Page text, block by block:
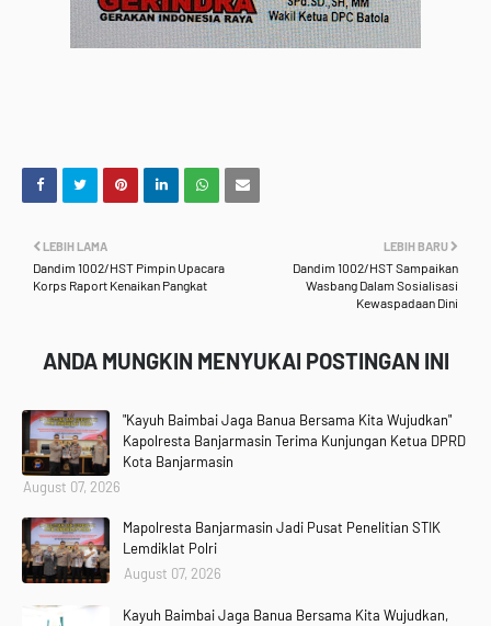
LEBIH BARU
Dandim 1002/HST Sampaikan
Wasbang Dalam Sosialisasi
Kewaspadaan Dini
LEBIH LAMA
Dandim 1002/HST Pimpin Upacara
Korps Raport Kenaikan Pangkat
ANDA MUNGKIN MENYUKAI POSTINGAN INI
"Kayuh Baimbai Jaga Banua Bersama Kita Wujudkan"
Kapolresta Banjarmasin Terima Kunjungan Ketua DPRD
Kota Banjarmasin
August 07, 2026
Mapolresta Banjarmasin Jadi Pusat Penelitian STIK
Lemdiklat Polri
August 07, 2026
Kayuh Baimbai Jaga Banua Bersama Kita Wujudkan,